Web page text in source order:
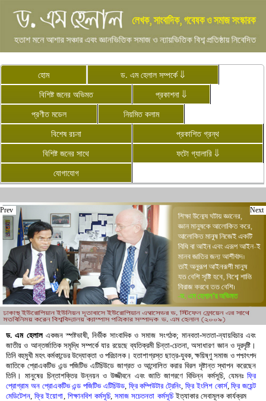
হোম
ড. এম হেলাল সম্পর্কে ⇓
বিশিষ্ট জনের অভিমত
প্রকাশনা ⇓
প্রণীত মডেল
নিয়মিত কলাম
বিশেষ রচনা
প্রকাশিত গ্রন্থ
বিশিষ্ট জনের সাথে
ফটো গ্যালারি ⇓
যোগাযোগ
Prev Next
ড. এম হেলালএকজন স্পষ্টভাষী, নির্ভীক সাংবাদিক ও সমাজ সংগঠক; মানবতা-সততা-ন্যায়বিচার এবং
জাতীয় ও আন্তর্জাতিক সমৃদ্ধি সম্পর্কে যার রয়েছে ব্যতিক্রমী চিন্তা-চেতনা, অসাধারণ জ্ঞান ও দূরদৃষ্টি।
তিনি বহুমুখী মহৎ কর্মকান্ডের উদ্যোক্তা ও পরিচালক। হতাশাগ্রস্ত ছাত্র-যুবক, ক্ষয়িষ্ণু সমাজ ও পশ্চাৎপদ
জাতিকে প্রোএকটিভ এন্ড পজিটিভ এটিচিউডে জাগ্রত ও আন্দোলিত করার বিরল দৃষ্টান্ত স্থাপন করেছেন
তিনি। মানুষের চিন্তাশক্তির উন্নয়ন ও উজ্জীবনে এবং জাতি জাগরণে বিভিন্ন কর্মসূচি, যেমনঃফ্রি
প্রোগ্রাম অন প্রোএকটিভ এন্ড পজিটিভ এটিচিউড, ফ্রি কম্পিউটার ট্রেনিং ,ফ্রি ইংলিশ কোর্স,ফ্রি জয়েন্ট
মেডিটেশন ,ফ্রি ইয়োগা শিক্ষানবিশ কর্মসূচি,সমাজ সচেতনতা কর্মসূচিইত্যাকার সেবামূলক কার্যক্রম